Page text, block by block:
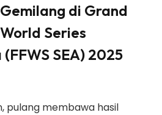
di Grand
Series
SEA) 2025
pulang membawa hasil